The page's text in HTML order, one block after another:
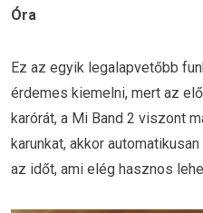
Óra
Ez az egyik legalapvetőbb
érdemes kiemelni, mert az
karórát, a Mi Band 2 viszont
karunkat, akkor
az időt, ami elég hasznos